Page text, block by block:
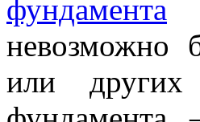
невозможно
или других